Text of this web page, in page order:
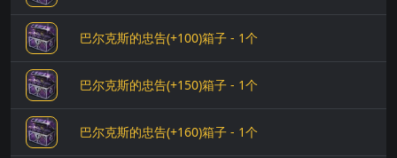
巴尔克斯的忠告(+100)箱子 - 1个
巴尔克斯的忠告(+150)箱子 - 1个
巴尔克斯的忠告(+160)箱子 - 1个